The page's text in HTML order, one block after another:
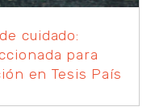
cuidado:
para
en Tesis País